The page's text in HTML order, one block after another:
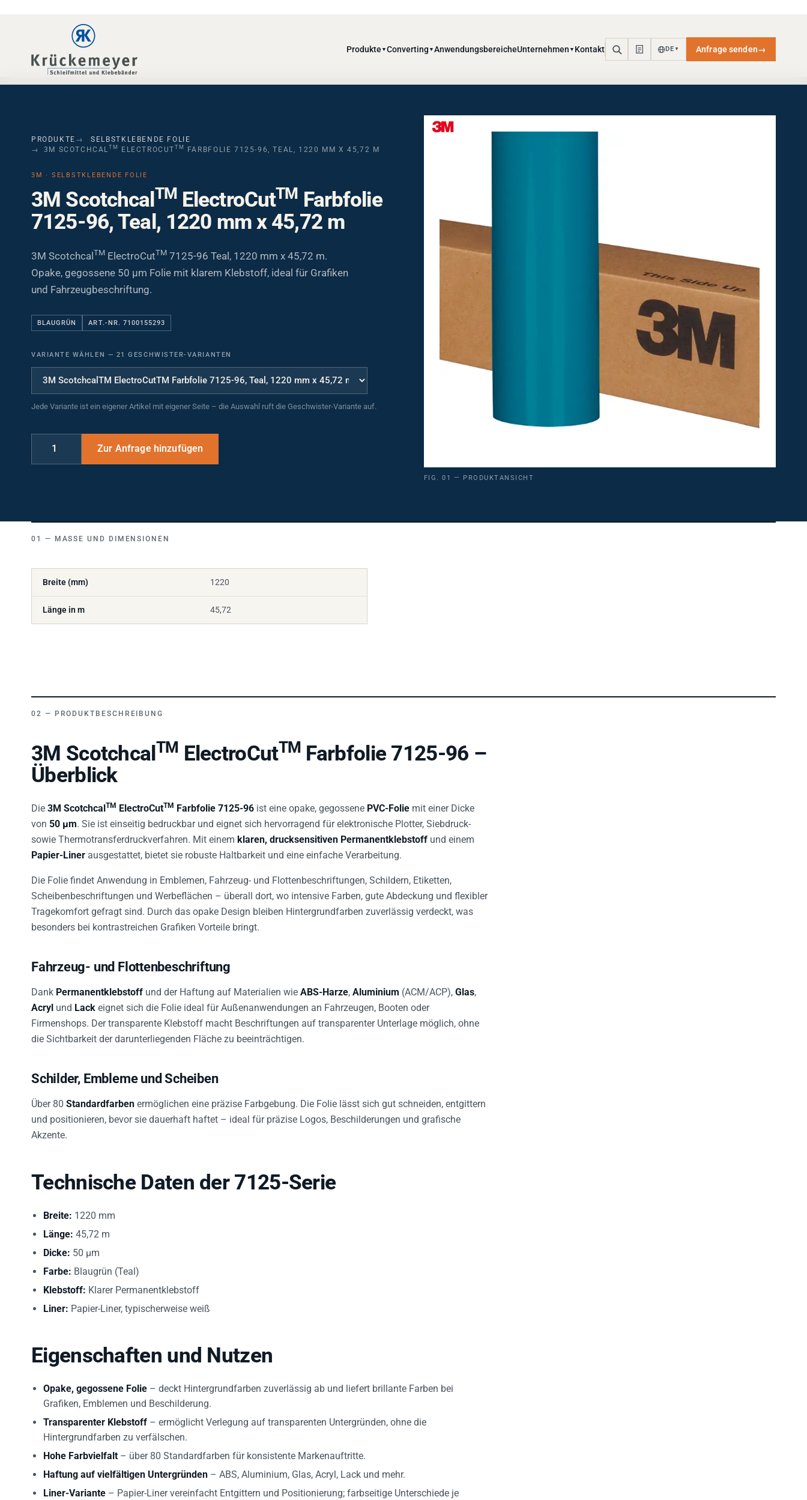
3M SCOTCHCALTMELECTROCUTTM FARBFOLIE 7125-96, TEAL, 1220 MM X 45,72 M
3M ScotchcalTMElectroCutTM Farbfolie
7125-96, Teal, 1220 mm x 45,72 m
3M Scotchcal ElectroCut
7125-96 Teal, 1220 mm x 45,72 m.
Opake, gegossene 50 µm Folie mit klarem Klebstoff, ideal für Grafiken
und Fahrzeugbeschriftung.
BLAUGRÜN ART.-NR. 7100155293
3M ScotchcalTM ElectroCutTM Farbfolie 7125-96 –
Überblick
Die 3M Scotchcal ElectroCut Farbfolie 7125-96 ist eine opake, gegossene PVC-Folie
mit einer Dicke
50 µm
. Sie ist einseitig bedruckbar und eignet sich hervorragend für elektronische Plotter, Siebdruck-
sowie Thermotransferdruckverfahren. Mit einem klaren, drucksensitiven Permanentklebstoff und einem
Papier-Liner
ausgestattet, bietet sie robuste Haltbarkeit und eine einfache Verarbeitung.
Die Folie findet Anwendung in Emblemen, Fahrzeug- und Flottenbeschriftungen, Schildern, Etiketten,
Scheibenbeschriftungen und Werbeflächen – überall dort, wo intensive Farben, gute Abdeckung und flexibler
Tragekomfort gefragt sind. Durch das opake Design bleiben Hintergrundfarben zuverlässig verdeckt, was
besonders bei kontrastreichen Grafiken Vorteile bringt.
Fahrzeug- und Flottenbeschriftung
Dank Permanentklebstoff und der Haftung auf Materialien wie ABS-Harze Aluminium (ACM/ACP), Glas
Acryl und Lack
eignet sich die Folie ideal für Außenanwendungen an Fahrzeugen, Booten oder
Firmenshops. Der transparente Klebstoff macht Beschriftungen auf transparenter Unterlage möglich, ohne
die Sichtbarkeit der darunterliegenden Fläche zu beeinträchtigen.
Schilder, Embleme und Scheiben
Über 80 Standardfarben
ermöglichen eine präzise Farbgebung. Die Folie lässt sich gut schneiden, entgittern
und positionieren, bevor sie dauerhaft haftet – ideal für präzise Logos, Beschilderungen und grafische
Akzente.
Technische Daten der 7125-Serie
Breite:
1220 mm
Länge:
45,72 m
Dicke:
50 µm
Farbe:
Blaugrün (Teal)
Klebstoff: Klarer Permanentklebstoff
Liner:
Papier-Liner, typischerweise weiß
Eigenschaften und Nutzen
Opake, gegossene Folie
– deckt Hintergrundfarben zuverlässig ab und liefert brillante Farben bei
Grafiken, Emblemen und Beschilderung.
Transparenter Klebstoff – ermöglicht Verlegung auf transparenten Untergründen, ohne die
Hintergrundfarben zu verfälschen.
Hohe Farbvielfalt
– über 80 Standardfarben für konsistente Markenauftritte.
Haftung auf vielfältigen Untergründen
– ABS, Aluminium, Glas, Acryl, Lack und mehr.
Liner-Variante
– Papier-Liner vereinfacht Entgittern und Positionierung; farbseitige Unterschiede je